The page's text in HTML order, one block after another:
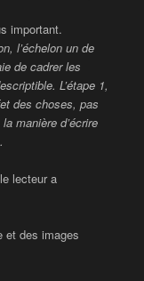
important.
l’échelon un de
de cadrer les
L’étape 1,
des choses, pas
la manière d’écrire
lecteur a
et des images